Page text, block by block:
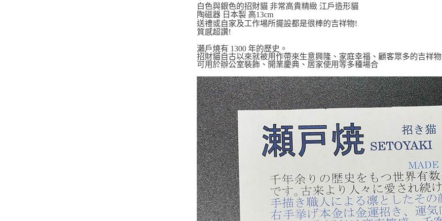
白色與銀色的招財貓 非常高貴精緻 江戶造形貓
陶磁器 日本製 高13cm
送禮或自家及工作場所擺設都是很棒的吉祥物!
質感超讚!
瀨戶燒有 1300 年的歷史。
招財貓自古以來就被用作帶來生意興隆、家庭幸福、顧客眾多的吉祥
可用於辦公室裝飾、開業慶典、居家使用等多種場合